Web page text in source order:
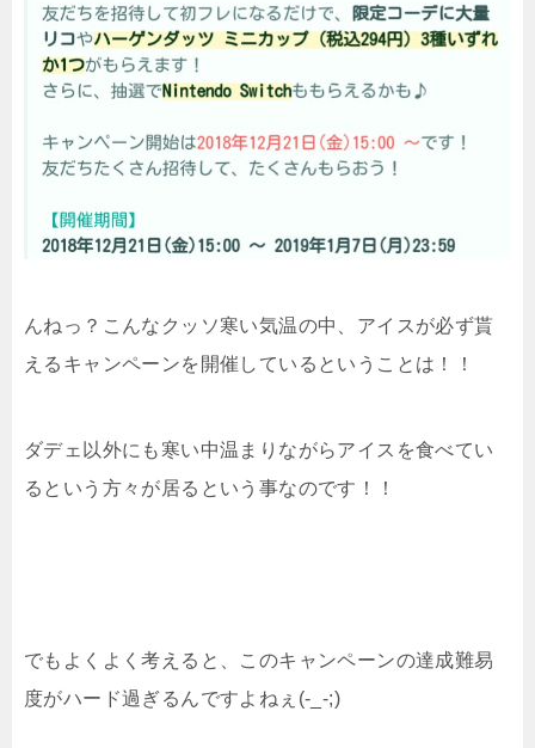
んねっ？こんなクッソ寒い気温の中、アイスが必ず貰
えるキャンペーンを開催しているということは！！
ダデェ以外にも寒い中温まりながらアイスを食べてい
るという方々が居るという事なのです！！
でもよくよく考えると、このキャンペーンの達成難易
度がハード過ぎるんですよねぇ(-_-;)